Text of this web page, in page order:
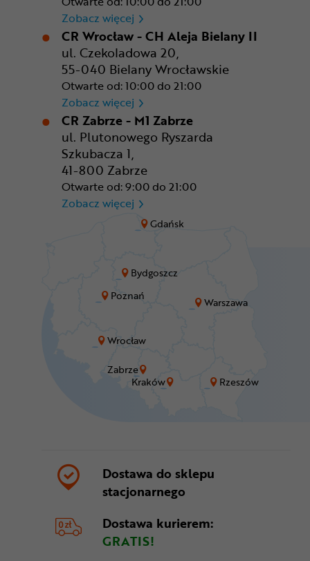
Bydgoszcz
Gdańsk
Kraków
Poznań
Rzeszów
Warszawa
Wrocław
Zabrze
Zobacz więcej CR Warszawa - CH Okęcie
CR Wrocław - CH Aleja Bielany II
ul. Czekoladowa 20,
55-040 Bielany Wrocławskie
Otwarte od: 10:00 do 21:00
Zobacz więcej CR Wrocław - CH Aleja
CR Zabrze - M1 Zabrze
ul. Plutonowego Ryszarda
Szkubacza 1,
41-800 Zabrze
Otwarte od: 9:00 do 21:00
Zobacz więcej CR Zabrze - M1 Zabrze
Dostawa do sklepu
stacjonarnego
Dostawa kurierem:
GRATIS!